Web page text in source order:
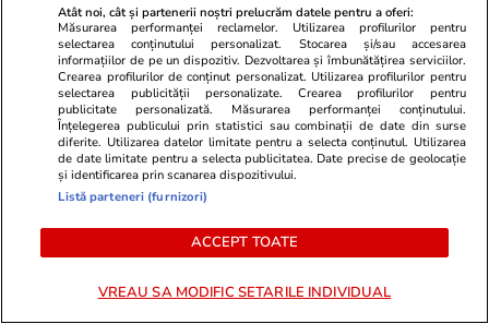
Lifestyle 26 iul.
Cum să gătești în 2 ore pentru
toată săptămâna – 5 idei de
mese pentru 7 zile
Atât noi, cât și partenerii noștri prelucrăm datele pentru a oferi:
Măsurarea performanței reclamelor. Utilizarea profilurilor pentru
selectarea conținutului personalizat. Stocarea și/sau accesarea
informațiilor de pe un dispozitiv. Dezvoltarea și îmbunătățirea serviciilor.
Crearea profilurilor de conținut personalizat. Utilizarea profilurilor pentru
selectarea publicității personalizate. Crearea profilurilor pentru
publicitate personalizată. Măsurarea performanței conținutului.
Înțelegerea publicului prin statistici sau combinații de date din surse
diferite. Utilizarea datelor limitate pentru a selecta conținutul. Utilizarea
de date limitate pentru a selecta publicitatea. Date precise de geolocație
și identificarea prin scanarea dispozitivului.
Listă parteneri (furnizori)
ACCEPT TOATE
VREAU SA MODIFIC SETARILE INDIVIDUAL